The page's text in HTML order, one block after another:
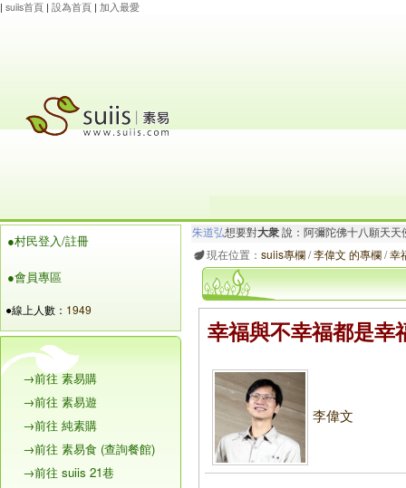
| suiis首頁 | 設為首頁 | 加入最愛
●村民登入/註冊
●會員專區
●線上人數： 1949
→前往 素易購
→前往 素易遊
→前往 純素購
→前往 素易食 (查詢餐館)
→前往 suiis 21巷
朱道弘想要對 大衆說：阿彌陀佛十八願天
maysnow...想要對 有情眾生說：阿彌陀佛.
現在位置： suiis專欄/李偉文 的專欄/幸
幸福與不幸福都是
李偉文